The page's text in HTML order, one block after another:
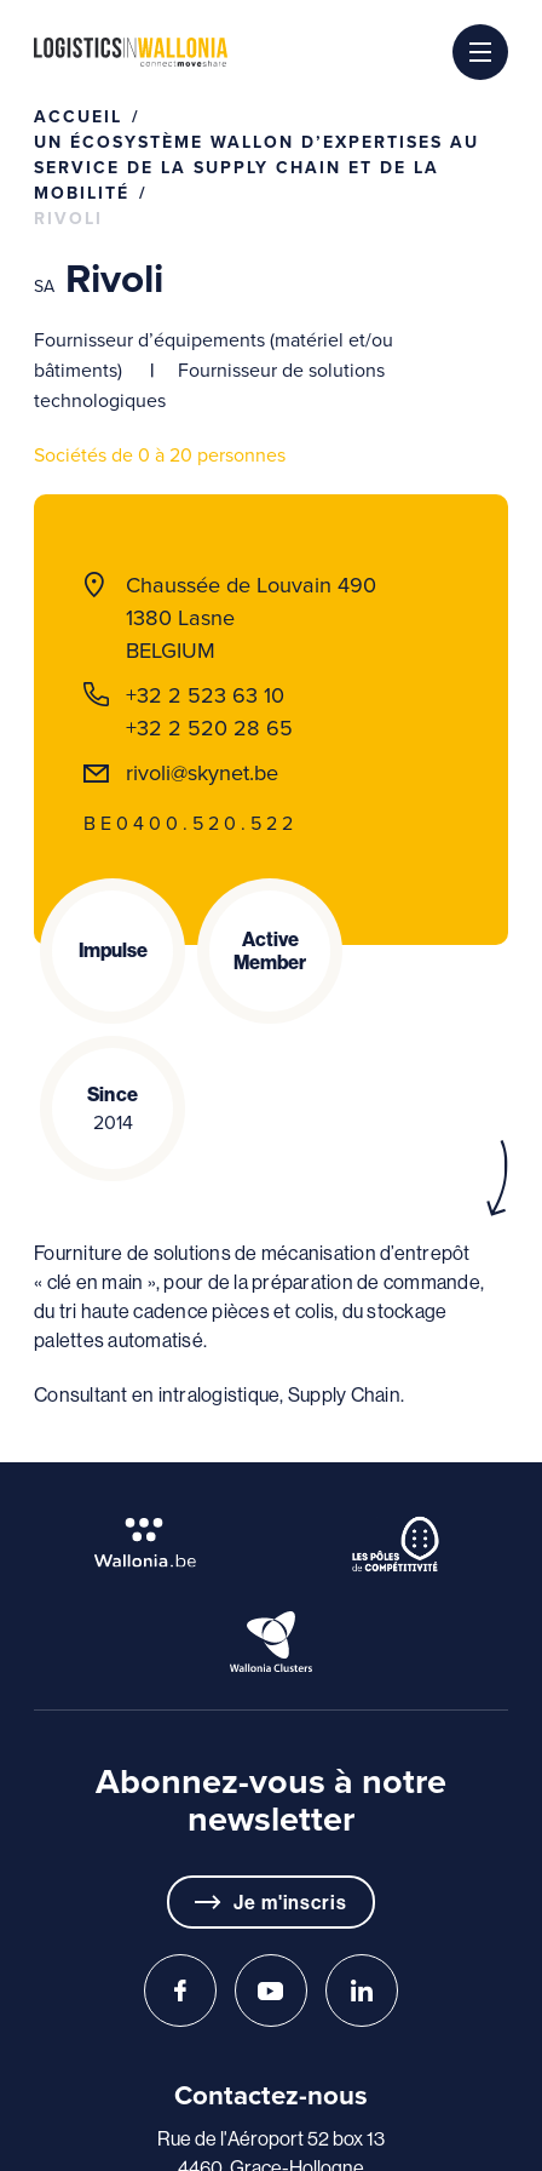
ACCUEIL
UN ÉCOSYSTÈME WALLON D’EXPERTISES AU
SERVICE DE LA SUPPLY CHAIN ET DE LA
MOBILITÉ
RIVOLI
SA Rivoli
Fournisseur d’équipements (matériel et/ou
bâtiments)
Fournisseur de solutions
technologiques
Sociétés de 0 à 20 personnes
Chaussée de Louvain 490
1380 Lasne
BELGIUM
+32 2 523 63 10
+32 2 520 28 65
rivoli@skynet.be
BE0400.520.522
Impulse
Active
Member
Since
2014
Fourniture de solutions de mécanisation d’entrepôt
« clé en main », pour de la préparation de commande,
du tri haute cadence pièces et colis, du stockage
palettes automatisé.
Consultant en intralogistique, Supply Chain.
Abonnez-vous à notre
newsletter
Je m'inscris
Contactez-nous
Rue de l'Aéroport 52 box 13